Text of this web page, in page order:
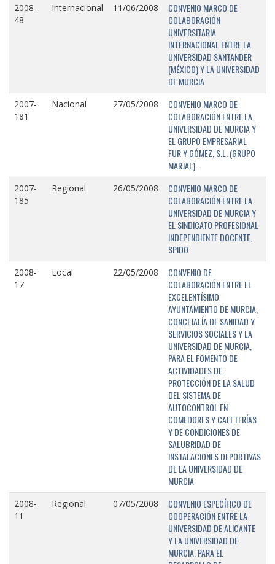
2008-
48
Internacional 11/06/2008
CONVENIO MARCO DE
COLABORACIÓN
UNIVERSITARIA
INTERNACIONAL ENTRE LA
UNIVERSIDAD SANTANDER
(MÉXICO) Y LA UNIVERSIDAD
DE MURCIA
2007-
181
Nacional 27/05/2008
CONVENIO MARCO DE
COLABORACIÓN ENTRE LA
UNIVERSIDAD DE MURCIA Y
EL GRUPO EMPRESARIAL
FUR Y GÓMEZ, S.L. (GRUPO
MARJAL).
2007-
185
Regional 26/05/2008
CONVENIO MARCO DE
COLABORACIÓN ENTRE LA
UNIVERSIDAD DE MURCIA Y
EL SINDICATO PROFESIONAL
INDEPENDIENTE DOCENTE,
SPIDO
2008-
17
Local 22/05/2008
CONVENIO DE
COLABORACIÓN ENTRE EL
EXCELENTÍSIMO
AYUNTAMIENTO DE MURCIA,
CONCEJALÍA DE SANIDAD Y
SERVICIOS SOCIALES Y LA
UNIVERSIDAD DE MURCIA,
PARA EL FOMENTO DE
ACTIVIDADES DE
PROTECCIÓN DE LA SALUD
DEL SISTEMA DE
AUTOCONTROL EN
COMEDORES Y CAFETERÍAS
Y DE CONDICIONES DE
SALUBRIDAD DE
INSTALACIONES DEPORTIVAS
DE LA UNIVERSIDAD DE
MURCIA
2008-
11
Regional 07/05/2008
CONVENIO ESPECÍFICO DE
COOPERACIÓN ENTRE LA
UNIVERSIDAD DE ALICANTE
Y LA UNIVERSIDAD DE
MURCIA, PARA EL